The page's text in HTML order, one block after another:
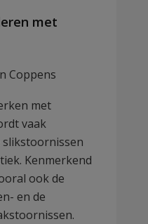
met
Coppens
met
vaak
slikstoornissen
Kenmerkend
ook de
en de